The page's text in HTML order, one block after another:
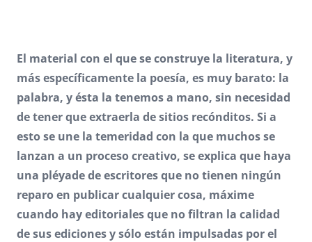
El material con el que se construye la literatura, y
más específicamente la poesía, es muy barato: la
palabra, y ésta la tenemos a mano, sin necesidad
de tener que extraerla de sitios recónditos. Si a
esto se une la temeridad con la que muchos se
lanzan a un proceso creativo, se explica que haya
una pléyade de escritores que no tienen ningún
reparo en publicar cualquier cosa, máxime
cuando hay editoriales que no filtran la calidad
de sus ediciones y sólo están impulsadas por el